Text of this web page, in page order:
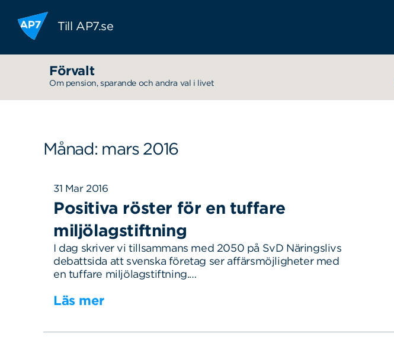
Hoppa till innehållet
Till AP7.se
Förvalt
Om pension, sparande och andra val i livet
Månad: mars 2016
31 Mar 2016
Positiva röster för en tuffare
miljölagstiftning
I dag skriver vi tillsammans med 2050 på SvD Näringslivs
debattsida att svenska företag ser affärsmöjligheter med
en tuffare miljölagstiftning.…
Läs mer